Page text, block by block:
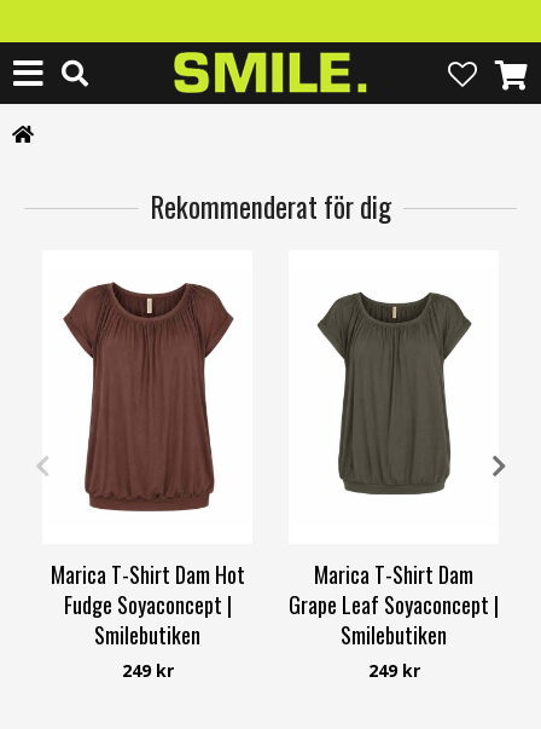
Rekommenderat för dig
XS 3XL
Marica T-Shirt Dam Hot
Fudge Soyaconcept |
Smilebutiken
Soyaconcept
249 kr
S 3XL
Marica T-Shirt Dam
Grape Leaf Soyaconcept |
Smilebutiken
Soyaconcept
249 kr